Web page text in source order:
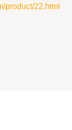
product/22.html